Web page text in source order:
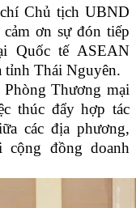
Chủ tịch UBND
ơn sự đón tiếp
Quốc tế ASEAN
tỉnh Thái Nguyên.
Thương mại
thúc đẩy hợp tác
các địa phương,
cộng đồng doanh